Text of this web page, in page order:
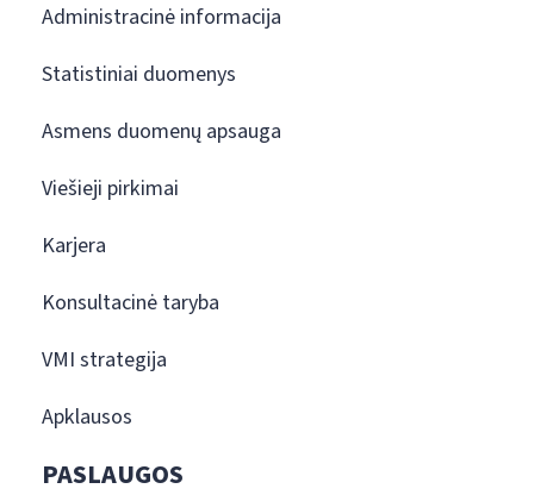
Administracinė informacija
Statistiniai duomenys
Asmens duomenų apsauga
Viešieji pirkimai
Karjera
Konsultacinė taryba
VMI strategija
Apklausos
PASLAUGOS